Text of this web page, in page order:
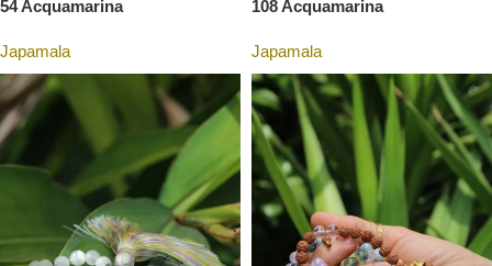
54 Acquamarina
Japamala
108 Acquamarina
Japamala